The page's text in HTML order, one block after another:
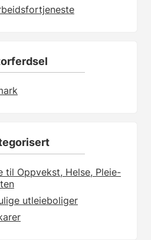
til Oppvekst, Helse, Pleie-
utleieboliger